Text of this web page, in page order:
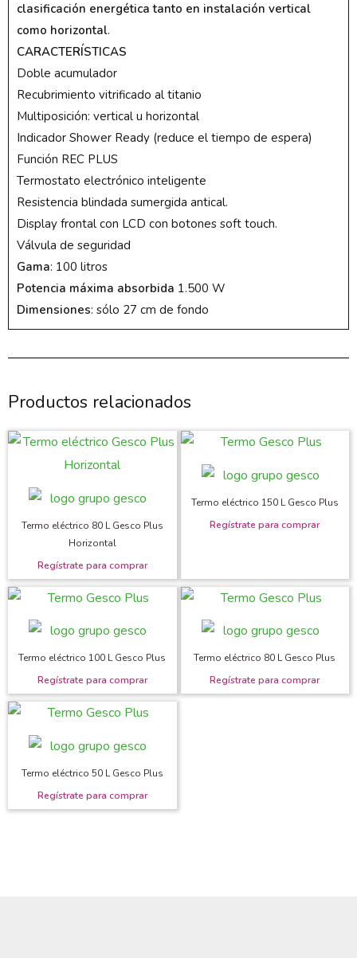
clasificación energética tanto en instalación vertical
como horizontal.
CARACTERÍSTICAS
Doble acumulador
Recubrimiento vitrificado al titanio
Multiposición: vertical u horizontal
Indicador Shower Ready (reduce el tiempo de espera)
Función REC PLUS
Termostato electrónico inteligente
Resistencia blindada sumergida antical.
Display frontal con LCD con botones soft touch.
Válvula de seguridad
Gama: 100 litros
Potencia máxima absorbida 1.500 W
Dimensiones: sólo 27 cm de fondo
Productos relacionados
Termo eléctrico 80 L Gesco Plus
Horizontal
Termo eléctrico 150 L Gesco Plus
Termo eléctrico 100 L Gesco Plus Termo eléctrico 80 L Gesco Plus
Termo eléctrico 50 L Gesco Plus